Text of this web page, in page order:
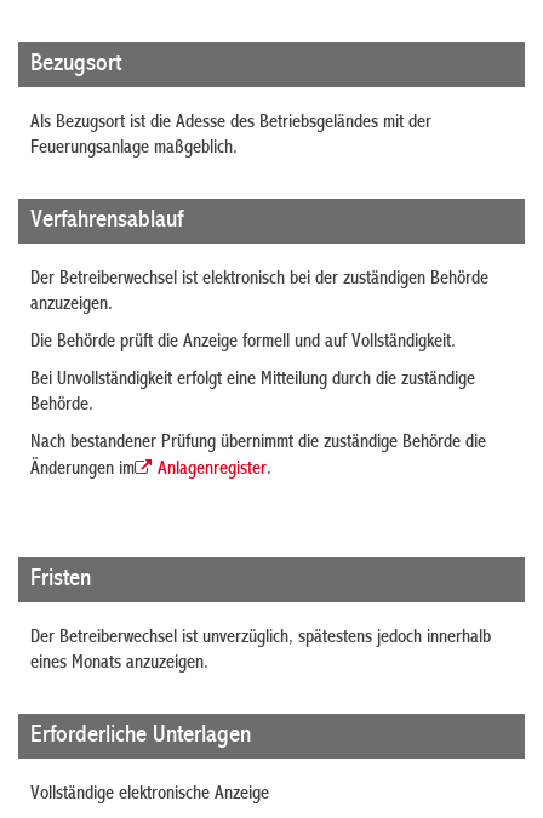
Bezugsort
Als Bezugsort ist die Adesse des Betriebsgeländes mit der
Feuerungsanlage maßgeblich.
Verfahrensablauf
Der Betreiberwechsel ist elektronisch bei der zuständigen Behörde
anzuzeigen.
Die Behörde prüft die Anzeige formell und auf Vollständigkeit.
Bei Unvollständigkeit erfolgt eine Mitteilung durch die zuständige
Behörde.
Nach bestandener Prüfung übernimmt die zuständige Behörde die
Änderungen im
Anlagenregister.
Fristen
Der Betreiberwechsel ist unverzüglich, spätestens jedoch innerhalb
eines Monats anzuzeigen.
Erforderliche Unterlagen
Vollständige elektronische Anzeige